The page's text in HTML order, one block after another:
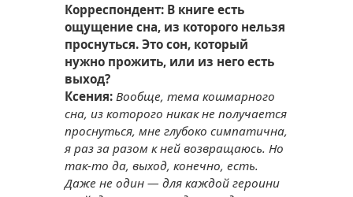
Корреспондент: В книге есть
ощущение сна, из которого нельзя
проснуться. Это сон, который
нужно прожить, или из него есть
выход?
Ксения: Вообще, тема кошмарного
сна, из которого никак не получается
проснуться, мне глубоко симпатична,
я раз за разом к ней возвращаюсь. Но
так-то да, выход, конечно, есть.
Даже не один — для каждой героини